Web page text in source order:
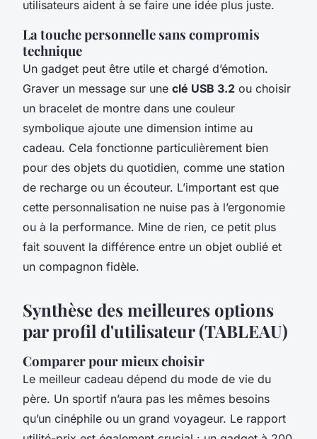
utilisateurs aident à se faire une idée plus juste.
La touche personnelle sans compromis
technique
Un gadget peut être utile et chargé d’émotion.
Graver un message sur une clé USB 3.2 ou choisir
un bracelet de montre dans une couleur
symbolique ajoute une dimension intime au
cadeau. Cela fonctionne particulièrement bien
pour des objets du quotidien, comme une station
de recharge ou un écouteur. L’important est que
cette personnalisation ne nuise pas à l’ergonomie
ou à la performance. Mine de rien, ce petit plus
fait souvent la différence entre un objet oublié et
un compagnon fidèle.
Synthèse des meilleures options
par profil d'utilisateur (TABLEAU)
Comparer pour mieux choisir
Le meilleur cadeau dépend du mode de vie du
père. Un sportif n’aura pas les mêmes besoins
qu’un cinéphile ou un grand voyageur. Le rapport